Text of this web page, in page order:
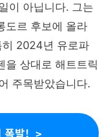
이 아닙니다. 그는
도르 후보에 올라
히 2024년 유로파
을 상대로 해트트릭
주목받았습니다.
폭발!